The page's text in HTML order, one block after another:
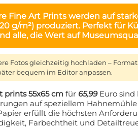
Fine Art Prints werden auf
g/m²) produziert. Perfekt für
alle, die Wert auf
Fotos gleichzeitig hochladen –
bequem im Editor anpassen.
prints 55x65 cm für 65,99Euro sind
auf speziellem Hahnemühle
erfüllt die höchsten
Farbechtheit und